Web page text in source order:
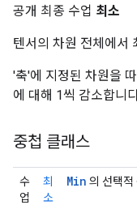
공개 최종 수업 최소
텐서의 차원 전체에서
'축'에 지정된 차원을
에 대해 1씩 감소합니
중첩 클래스
수
업
최
소
Min 의 선택적